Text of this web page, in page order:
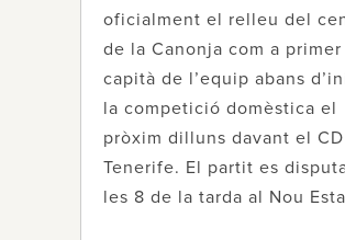
oficialment el relleu del
de la Canonja com a primer
capità de l’equip abans
la competició domèstica el
pròxim dilluns davant el CD
Tenerife. El partit es
les 8 de la tarda al Nou